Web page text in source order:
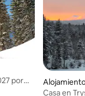
por
Casa en